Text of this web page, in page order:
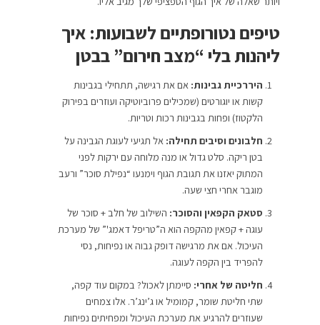
טיפים נטורופתיים לשבועות: איך
ליהנות בלי “מצב חירום” בבטן
היררכיית גבינות: אם את רגישה, תתחילי בגבינות
קשות או יוגורטים (שמכילים פרוביוטיקה ועוזרים בפירוק
הלקטוז) ופחות בגבינות רכות וטריות.
חלבונים וסיבים תחילה: אל תגיעי לעוגת הגבינה על
בטן ריקה. סלט גדול או מנה מלוחה עם ירקות לפני
המתוק יאזנו את תגובת הגוף וימנעו “נפילת סוכר” ורעב
מוגבר אחרי חצי שעה.
סטאק הקפאין והסוכר: השילוב של חלב + סוכר של
עוגה + קפאין מהקפה הוא ה”טריפל דאמג'” של מערכת
העיכול. אם את מרגישה דופק גבוה או נפיחות, נסי
להפריד בין הקפה לעוגה.
חליטה של אחרי: סיימתן לאכול? במקום עוד קפה,
שתי חליטת שומר, קמומיל או ג’ינג’ר. אלו צמחים
שעוזרים להרגיע את מערכת העיכול ומפחיתים נפיחות